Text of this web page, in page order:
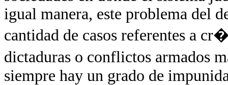
igual manera, este problema del
cantidad de casos referentes a
dictaduras o conflictos armados
siempre hay un grado de